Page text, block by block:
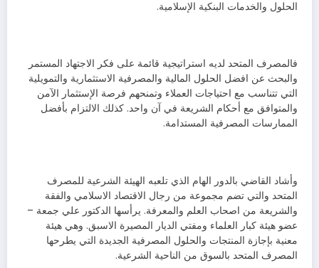
الحلول والخدمات البنكية الإسلامية.
فالمصرف المتحد لديه استراتيجية قائمة على فكر الاجتهاد المستمر
والبحث عن افضل الحلول المالية والمصرفية الاستثمارية والتمويلية
التي تتناسب مع احتياجات العملاء وتمنحهم فرصة الإستثمار الآمن
والمتوافق مع أحكام الشريعة في آن واحد. كذلك الالتزام بأفضل
الممارسات المصرفية المستدامة.
وأشاد القاضي بالدور الهام الذي تلعبه الهيئة الشرعية للمصرف
المتحد والتي تضم مجموعة من رجال الاقتصاد الاسلامي والفقة
والشريعة من اصحاب العلم والمعرفة. يرأسها الدكتور علي جمعة –
عضو هيئة كبار العلماء ومفتي الديار المصيرة الاسبق. وهي هيئة
معنية بإجازة المنتجات والحلول المصرفية الجديدة التي يطرحها
المصرف المتحد بالسوق من الناحية الشرعية.